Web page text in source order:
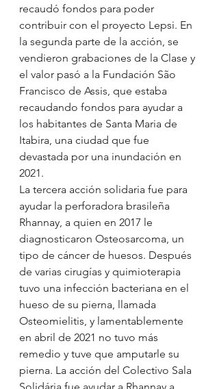
recaudó fondos para poder
contribuir con el proyecto Lepsi. En
la segunda parte de la acción, se
vendieron grabaciones de la Clase y
el valor pasó a la Fundación São
Francisco de Assis, que estaba
recaudando fondos para ayudar a
los habitantes de Santa Maria de
Itabira, una ciudad que fue
devastada por una inundación en
2021.
La tercera acción solidaria fue para
ayudar la perforadora brasileña
Rhannay, a quien en 2017 le
diagnosticaron Osteosarcoma, un
tipo de cáncer de huesos. Después
de varias cirugías y quimioterapia
tuvo una infección bacteriana en el
hueso de su pierna, llamada
Osteomielitis, y lamentablemente
en abril de 2021 no tuvo más
remedio y tuve que amputarle su
pierna. La acción del Colectivo Sala